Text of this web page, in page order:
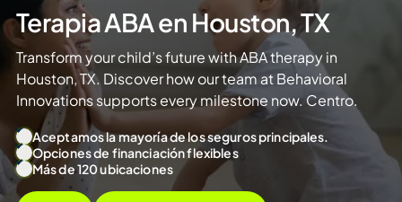
Terapia ABA en Houston, TX
Transform your child’s future with ABA therapy in
Houston, TX. Discover how our team at Behavioral
Innovations supports every milestone now. Centro.
Aceptamos la mayoría de los seguros principales.
Opciones de financiación flexibles
Más de 120 ubicaciones